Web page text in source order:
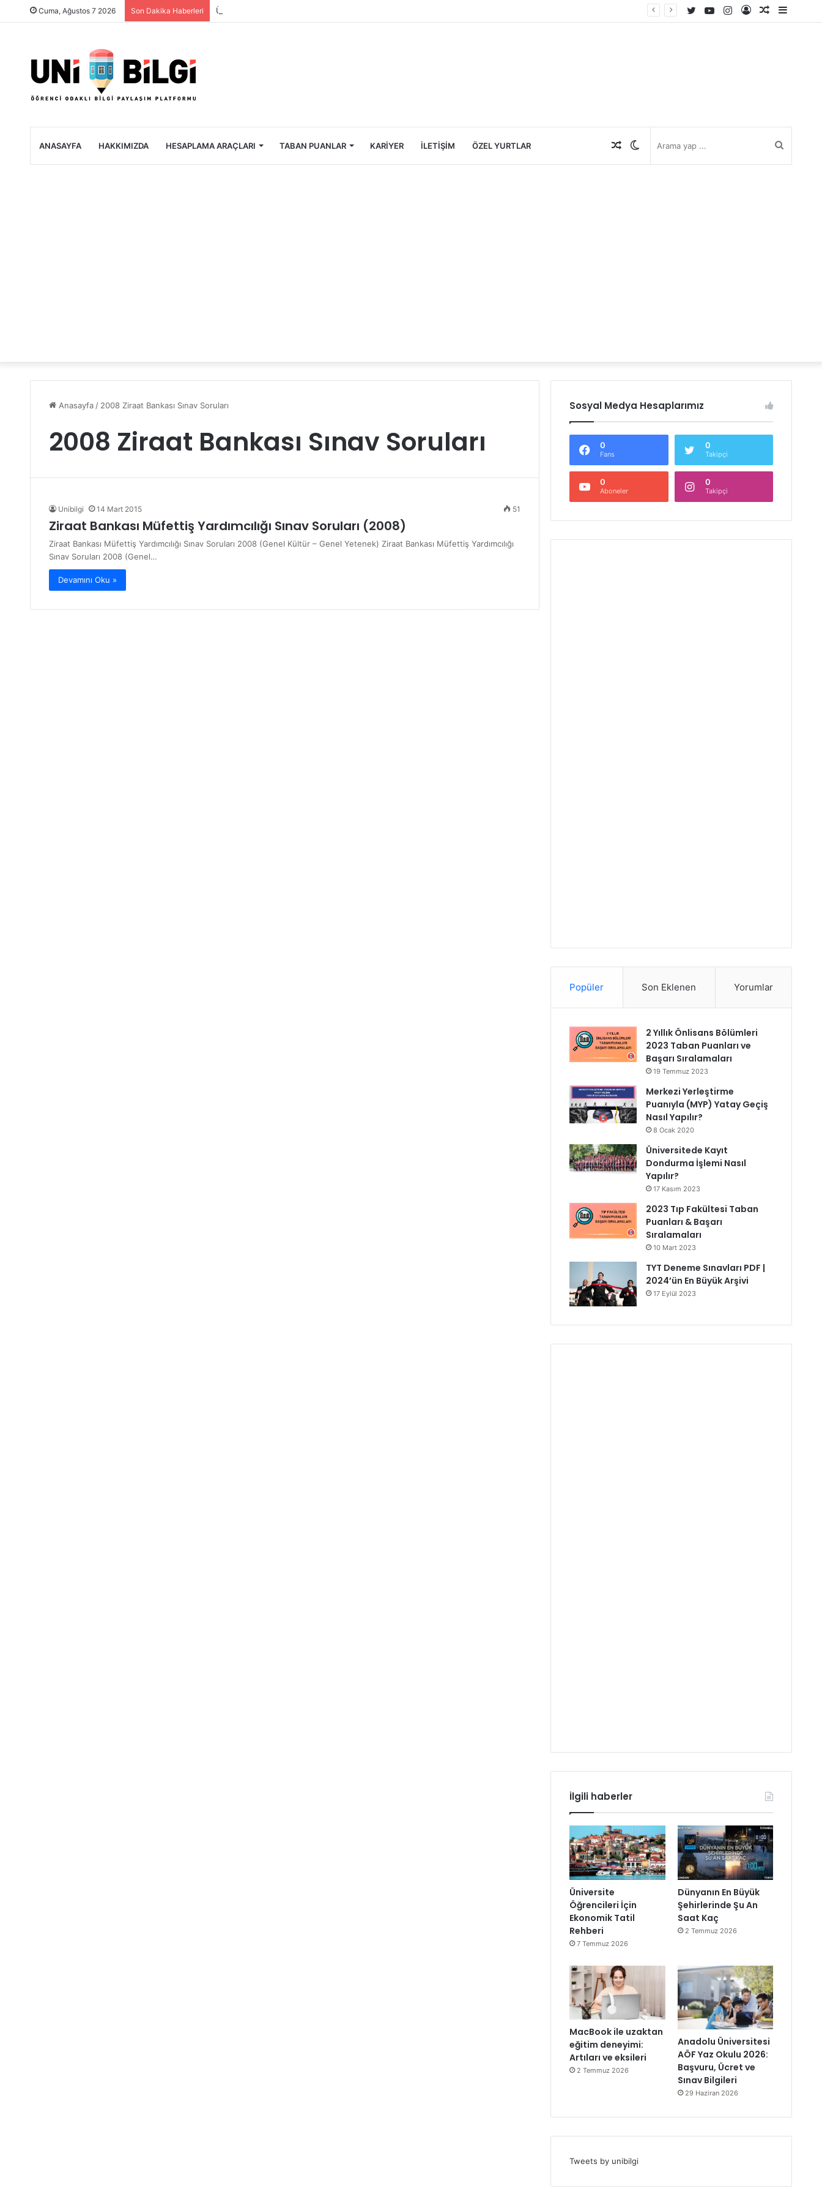
Cuma, Ağustos 7 2026 Son Dakika Haberleri Üniversite Öğrencileri İçin Ekonomik Tatil Rehberi
Rastgele
Kayıt
Instagram
YouTube
Twitter
ANASAYFA HAKKIMIZDA HESAPLAMA ARAÇLARI TABAN PUANLAR KARIYER İLETIŞIM ÖZEL YURTLAR Rastgele
Anasayfa / 2008 Ziraat Bankası Sınav Soruları
2008 Ziraat Bankası Sınav Soruları
Unibilgi 14 Mart 2015 51
Ziraat Bankası Müfettiş Yardımcılığı Sınav Soruları (2008)
Ziraat Bankası Müfettiş Yardımcılığı Sınav Soruları 2008 (Genel Kültür – Genel Yetenek) Ziraat Bankası Müfettiş Yardımcılığı
Sınav Soruları 2008 (Genel…
Devamını Oku »
Sosyal Medya Hesaplarımız
0
Fans
0
Takipçi
0
Aboneler
0
Takipçi
Popüler Son Eklenen Yorumlar
2 Yıllık Önlisans Bölümleri
2023 Taban Puanları ve
Başarı Sıralamaları
19 Temmuz 2023
Merkezi Yerleştirme
Puanıyla (MYP) Yatay Geçiş
Nasıl Yapılır?
8 Ocak 2020
Üniversitede Kayıt
Dondurma İşlemi Nasıl
Yapılır?
17 Kasım 2023
2023 Tıp Fakültesi Taban
Puanları & Başarı
Sıralamaları
10 Mart 2023
TYT Deneme Sınavları PDF |
2024’ün En Büyük Arşivi
17 Eylül 2023
İlgili haberler
Üniversite
Öğrencileri İçin
Ekonomik Tatil
Rehberi
7 Temmuz 2026
Dünyanın En Büyük
Şehirlerinde Şu An
Saat Kaç
2 Temmuz 2026
MacBook ile uzaktan
eğitim deneyimi:
Artıları ve eksileri
2 Temmuz 2026
Anadolu Üniversitesi
AÖF Yaz Okulu 2026:
Başvuru, Ücret ve
Sınav Bilgileri
29 Haziran 2026
Tweets by unibilgi